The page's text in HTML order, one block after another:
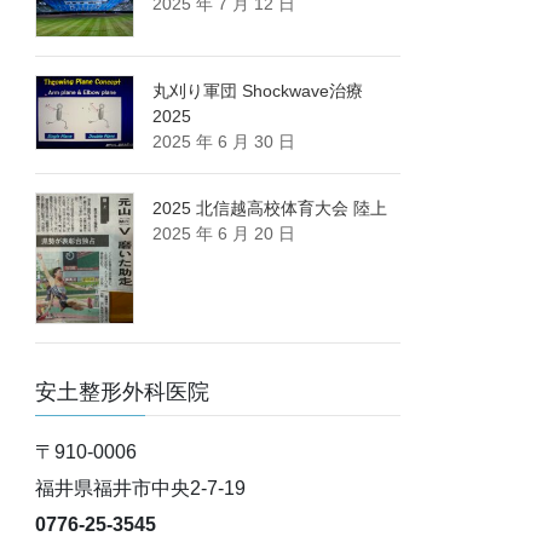
丸刈り軍団 Shockwave治療
2025
2025 年 6 月 30 日
2025 北信越高校体育大会 陸上
2025 年 6 月 20 日
安土整形外科医院
〒910-0006
福井県福井市中央2-7-19
0776-25-3545